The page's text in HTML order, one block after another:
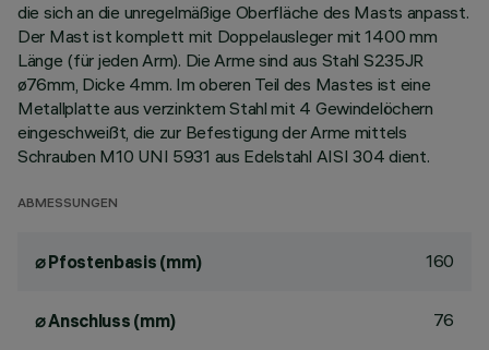
die sich an die unregelmäßige Oberfläche des Masts anpasst.
Der Mast ist komplett mit Doppelausleger mit 1400 mm
Länge (für jeden Arm). Die Arme sind aus Stahl S235JR
ø76mm, Dicke 4mm. Im oberen Teil des Mastes ist eine
Metallplatte aus verzinktem Stahl mit 4 Gewindelöchern
eingeschweißt, die zur Befestigung der Arme mittels
Schrauben M10 UNI 5931 aus Edelstahl AISI 304 dient.
ABMESSUNGEN
⌀ Pfostenbasis (mm) 160
⌀ Anschluss (mm) 76